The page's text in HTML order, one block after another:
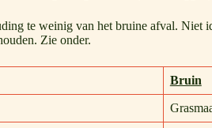
te weinig van het bruine afval. Niet
Zie onder.
Bruin